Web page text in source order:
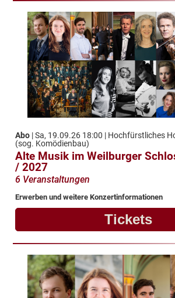
Abo | Sa, 19.09.26 18:00 | Hochfürstliches
(sog. Komödienbau)
Alte Musik im Weilburger
/ 2027
6 Veranstaltungen
Erwerben und weitere Konzertinformationen
Tickets